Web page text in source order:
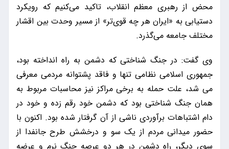
محض از رهبری معظم انقلاب، تاکید می‎‌کنیم که رویکرد
دستیابی به «ایران هر چه قوی‌تر» از مسیر وحدت بین اقشار
مختلف جامعه می‌گذرد.
وی گفت: در جنگ شناختی که دشمن به راه انداخته بود،
جمهوری اسلامی نظامی تنها و فاقد پشتوانه مردمی معرفی
می شد، علت حمله به برخی مراکز نیز محاسبات مربوط به
همان جنگ شناختی بود که دشمن خود رقم زده و خود در
دام اشتباهات برآوردی ناشی از آن گرفتار شده بود. اکنون با
حضور میدانی مردم از یک سو و درخشش طرح جانفدا از
سوی دیگر، راه دشمن در هر دو عرصه جنگ نرم و عرضه